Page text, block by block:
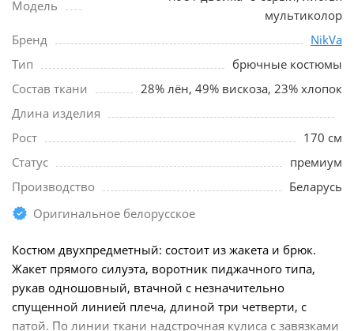
Модель
мультиколор
Бренд
NikVa
Тип
брючные костюмы
Состав ткани
28% лён, 49% вискоза, 23% хлопок
Длина изделия
Рост
170 см
Статус
премиум
Производство
Беларусь
Оригинальное белорусское
Костюм двухпредметный: состоит из жакета и брюк.
Жакет прямого силуэта, воротник пиджачного типа,
рукав одношовный, втачной с незначительно
спущенной линией плеча, длиной три четверти, с
патой. По линии ткани надстрочная кулиса с завязками